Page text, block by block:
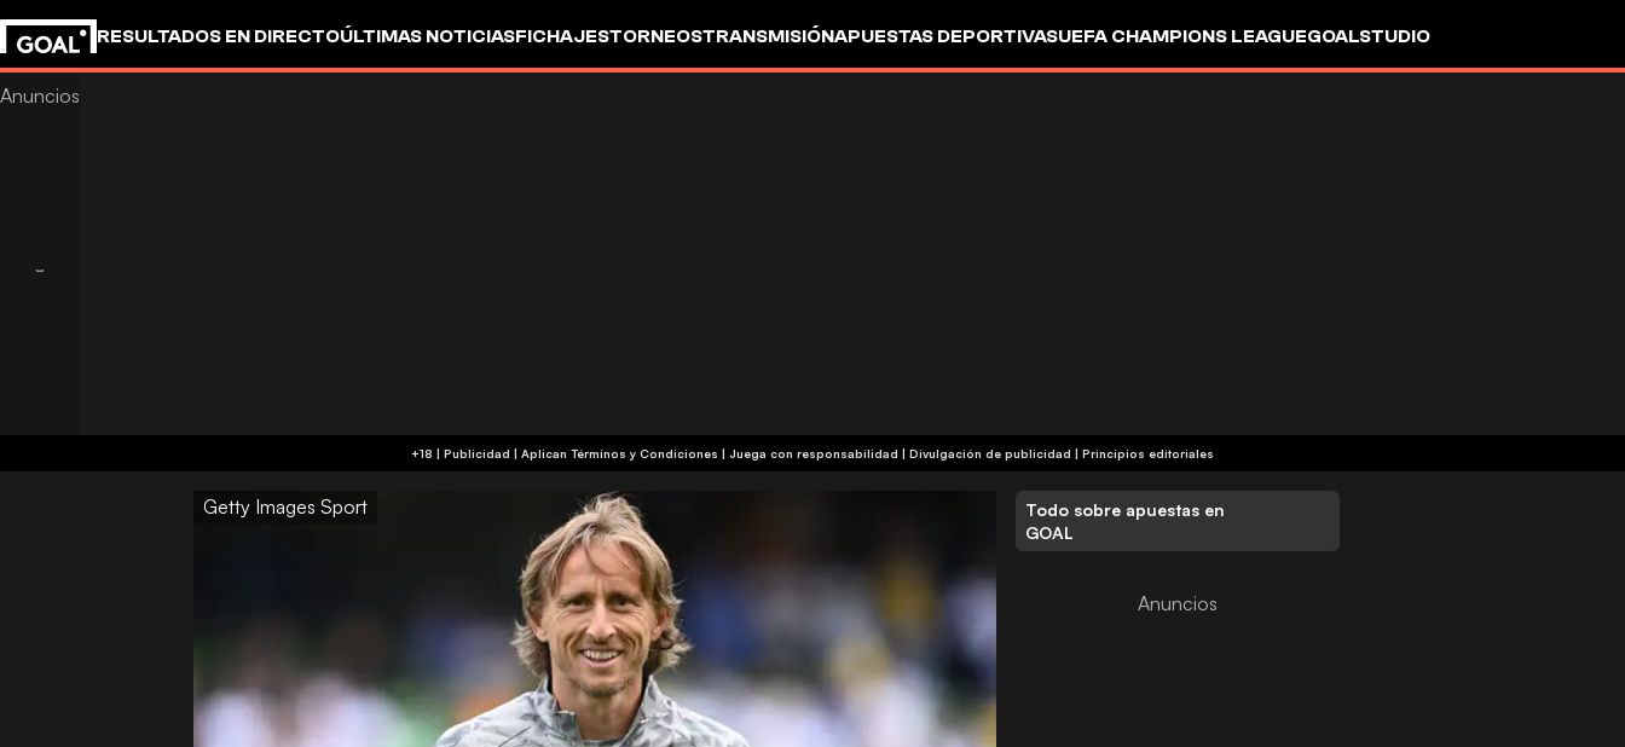
RESULTADOS EN DIRECTOÚLTIMAS NOTICIASFICHAJESTORNEOSTRANSMISIÓNAPUESTAS DEPORTIVASUEFA CHAMPIONS LEAGUEGOALSTUDIO
+18 | Publicidad | Aplican Términos y Condiciones | Juega con responsabilidad | Divulgación de publicidad | Principios editoriales
Getty Images Sport
Todo sobre apuestas en
GOAL